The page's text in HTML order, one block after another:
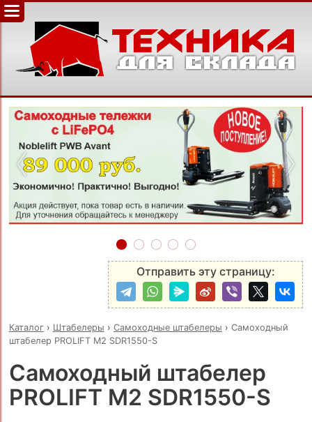
‹ ›
Отправить эту страницу:
Каталог› Штабелеры › Самоходные штабелеры › Самоходный
штабелер PROLIFT M2 SDR1550-S
Самоходный штабелер
PROLIFT M2 SDR1550-S